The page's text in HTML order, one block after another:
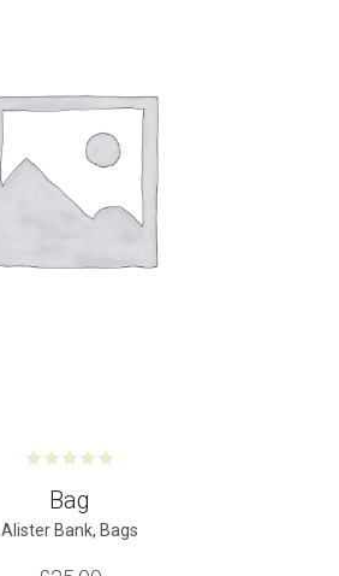
Bag
Alister Bank, Bags